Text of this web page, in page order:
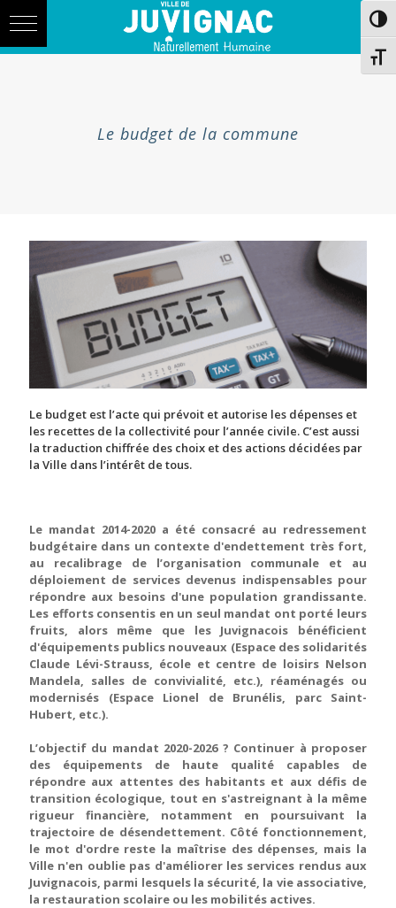
navigation
Le budget de la commune
Le budget est l’acte qui prévoit et autorise les dépenses et
les recettes de la collectivité pour l’année civile. C’est aussi
la traduction chiffrée des choix et des actions décidées par
la Ville dans l’intérêt de tous.
Le mandat 2014-2020 a été consacré au redressement
budgétaire dans un contexte d'endettement très fort,
au recalibrage de l’organisation communale et au
déploiement de services devenus indispensables pour
répondre aux besoins d'une population grandissante.
Les efforts consentis en un seul mandat ont porté leurs
fruits, alors même que les Juvignacois bénéficient
d'équipements publics nouveaux (Espace des solidarités
Claude Lévi-Strauss, école et centre de loisirs Nelson
Mandela, salles de convivialité, etc.), réaménagés ou
modernisés (Espace Lionel de Brunélis, parc Saint-
Hubert, etc.).
L’objectif du mandat 2020-2026 ? Continuer à proposer
des équipements de haute qualité capables de
répondre aux attentes des habitants et aux défis de
transition écologique, tout en s'astreignant à la même
rigueur financière, notamment en poursuivant la
trajectoire de désendettement. Côté fonctionnement,
le mot d'ordre reste la maîtrise des dépenses, mais la
Ville n'en oublie pas d'améliorer les services rendus aux
Juvignacois, parmi lesquels la sécurité, la vie associative,
la restauration scolaire ou les mobilités actives.